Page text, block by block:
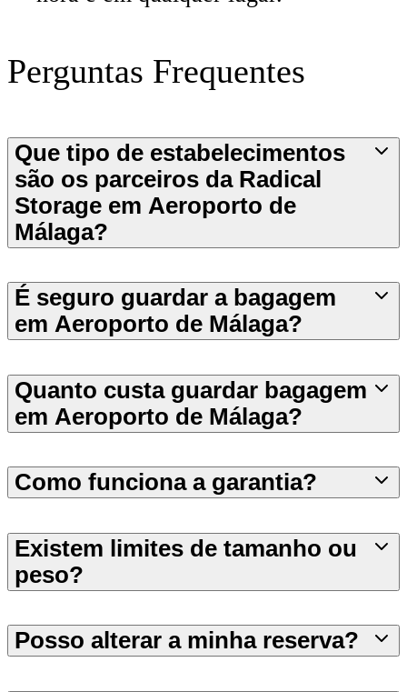
Perguntas Frequentes
Que tipo de estabelecimentos
são os parceiros da Radical
Storage em Aeroporto de
Málaga?
É seguro guardar a bagagem
em Aeroporto de Málaga?
Quanto custa guardar bagagem
em Aeroporto de Málaga?
Como funciona a garantia?
Existem limites de tamanho ou
peso?
Posso alterar a minha reserva?